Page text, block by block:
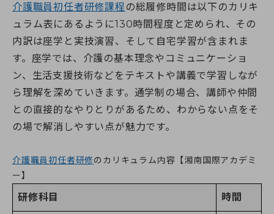
介護職員初任者研修課程 の総履修時間は以下のカリキ
ュラム表にあるように130時間程度と定められ、その
内訳は座学と実技演習、そして自宅学習が含まれま
す。座学では、介護の基本理念やコミュニケーショ
ン、生活支援技術などをテキストや講義で学習しなが
ら理解を深めていきます。通学制の場合、講師や仲間
との直接的なやりとりがあるため、わからない点をそ
の場で解消しやすい点が魅力です。
介護職員初任者研修のカリキュラム内容【湘南国際アカデミ
ー】
研修科目 時間